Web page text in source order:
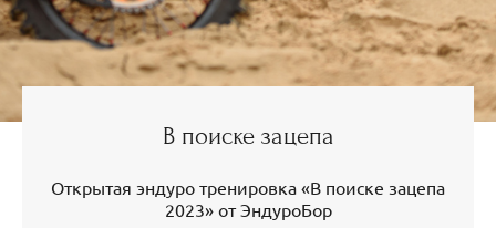
В поиске зацепа
Открытая эндуро тренировка «В поиске зацепа
2023» от ЭндуроБор